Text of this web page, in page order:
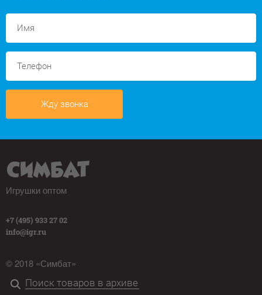
Жду звонка
Игрушки оптом
+7 (495) 933 27 02
info@igr.ru
© 2018 «Симбат»